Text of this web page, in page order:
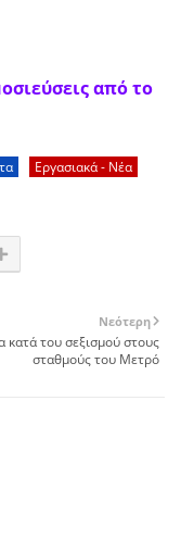
από το
Εργασιακά - Νέα
Νεότερη
κατά του σεξισμού στους
σταθμούς του Μετρό